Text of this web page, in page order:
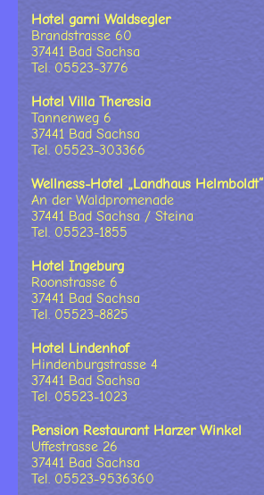
Hotel garni Waldsegler
Brandstrasse 60
37441 Bad Sachsa
Tel. 05523-3776
Hotel Villa Theresia
Tannenweg 6
37441 Bad Sachsa
Tel. 05523-303366
Wellness-Hotel „Landhaus Helmboldt“
An der Waldpromenade
37441 Bad Sachsa / Steina
Tel. 05523-1855
Hotel Ingeburg
Roonstrasse 6
37441 Bad Sachsa
Tel. 05523-8825
Hotel Lindenhof
Hindenburgstrasse 4
37441 Bad Sachsa
Tel. 05523-1023
Pension Restaurant Harzer Winkel
Uffestrasse 26
37441 Bad Sachsa
Tel. 05523-9536360